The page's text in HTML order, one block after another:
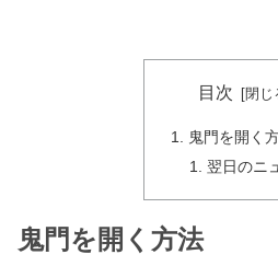
目次
鬼門を開く
翌日のニ
鬼門を開く方法